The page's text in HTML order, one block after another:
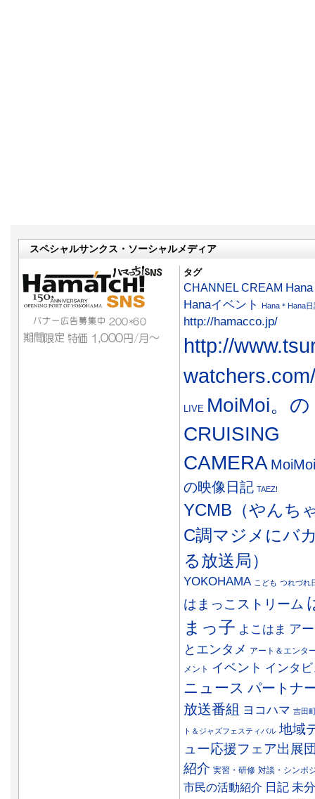
スペシャルサンクス・ソーシャルメディア
タグ
CHANNEL CREAM
Hanaイベント
Hana＊Hana日
http://hamacco.jp/
http://
watchers.com/
LIVE MoiMoi。の
CRUISING
CAMERA
の映像日記 TAEZ!
YCMB（やんち
C調マジメにバ
る放送局）
YOKOHAMA こども つれづれ
はまっこストリーム
まっ子 よこはま ア
とエンタメ アート＆エンタ
メント
イベント インタ
ニュース パートナ
放送番組 ヨコハマ 吉田
ト＆ジャズフェスティバル 地域
ュー応援フェア出展
紹介 実習・研修 対談・シンポ
市民の活動紹介 日記 未